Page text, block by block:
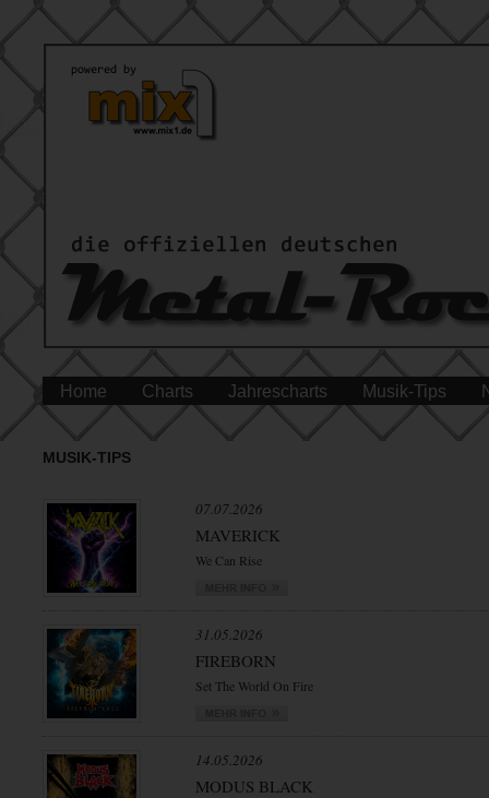
Home Charts Jahrescharts Musik-Tips
MUSIK-TIPS
07.07.2026
MAVERICK
We Can Rise
31.05.2026
FIREBORN
Set The World On Fire
14.05.2026
MODUS BLACK